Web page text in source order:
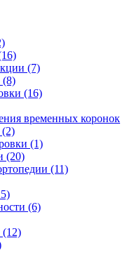
(7)
(8)
(16)
временных коронок
(2)
(1)
(20)
(11)
(6)
(12)